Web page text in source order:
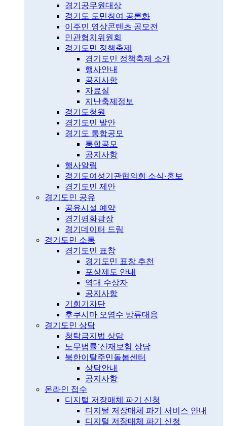
경기공무원대상
경기도 도민참여 공론화
이주민 영상콘텐츠 공모전
민관협치위원회
경기도민 정책축제
경기도민 정책축제 소개
행사안내
공지사항
자료실
지난축제정보
경기도청원
경기도민 발안
경기도 통합공모
통합공모
공지사항
행사알림
경기도여성기관협의회 소식·홍보
경기도민 제안
경기도민 공유
공유시설 예약
경기평화광장
경기데이터 드림
경기도민 소통
경기도민 표창
경기도민 표창 추천
포상제도 안내
역대 수상자
공지사항
기회기자단
후쿠시마 오염수 방류대응
경기도민 상담
청탁금지법 상담
노무법률˙산재보험 상담
북한이탈주민돌봄센터
상담안내
공지사항
온라인 접수
디지털 저장매체 파기 신청
디지털 저장매체 파기 서비스 안내
디지털 저장매체 파기 신청